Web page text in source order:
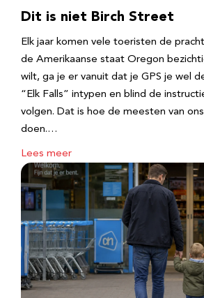
Dit is niet Birch Street
Elk jaar komen vele toeristen de
de Amerikaanse staat Oregon
wilt, ga je er vanuit dat je GPS je wel
“Elk Falls” intypen en blind de
volgen. Dat is hoe de meesten van
doen.…
Lees meer